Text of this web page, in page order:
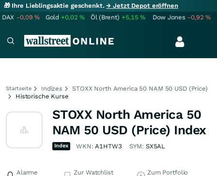
🎁 Ihre Lieblingsaktie geschenkt.→ Jetzt Depot eröffnen
DAX -0,09% Gold +0,02% Öl (Brent) +5,15% Dow Jones -0,92%
Startseite Indizes
STOXX North America 50 NAM 50 USD (Price)
Historische Kurse
STOXX North America 50
NAM 50 USD (Price) Index
Index WKN:A1HTW3 SYM: SX5AL
Alarme
Zur Watchlist
Zum Portfolio